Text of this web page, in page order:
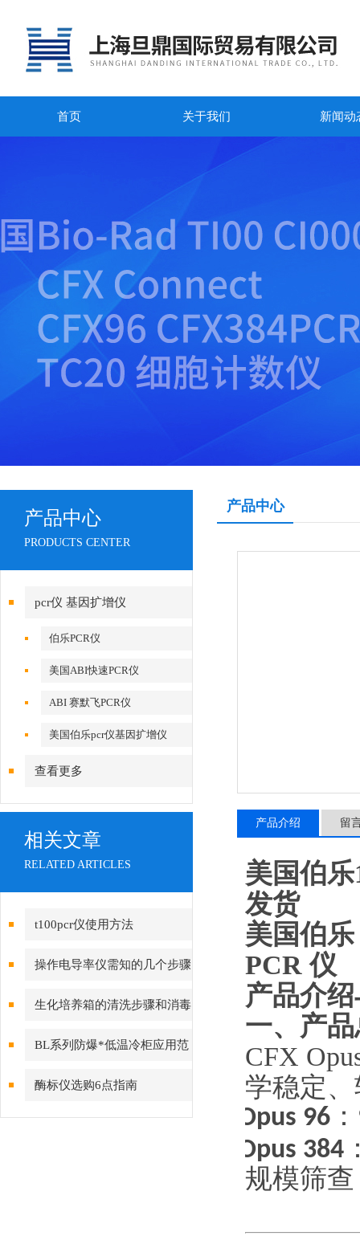
首页 关于我们 新闻动
产品中心
PRODUCTS CENTER
pcr仪 基因扩增仪
伯乐PCR仪
美国ABI快速PCR仪
ABI 赛默飞PCR仪
美国伯乐pcr仪基因扩增仪
查看更多
相关文章
RELATED ARTICLES
t100pcr仪使用方法
操作电导率仪需知的几个步骤
生化培养箱的清洗步骤和消毒
BL系列防爆*低温冷柜应用范
围和组成
酶标仪选购6点指南
产品中心
产品介绍 留
美国伯乐
发货
美国伯乐
PCR 仪
产品介
一、产
CFX
学稳定
Opus 96 ：
Opus 384
规模筛查